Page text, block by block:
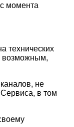
момента
технических
возможным,
не
в том